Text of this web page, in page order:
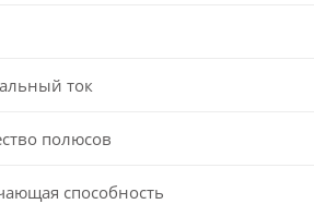
ток
полюсов
способность